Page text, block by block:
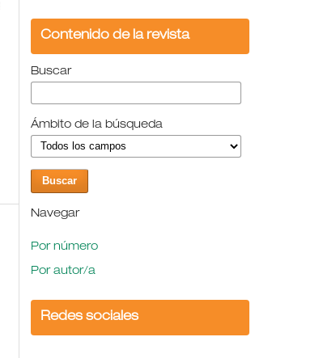
Contenido de la revista
Buscar
Ámbito de la búsqueda
Navegar
Por número
Por autor/a
Redes sociales